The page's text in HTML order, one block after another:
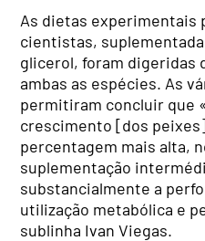
As dietas experimentais
cientistas,
glicerol, foram digeridas
ambas as espécies. As
permitiram concluir que
crescimento [dos
percentagem mais alta,
suplementação
substancialmente a
utilização metabólica e
sublinha Ivan Viegas.